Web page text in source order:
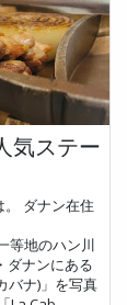
気ステー
ダナン在住
等地のハン川
ダナンにある
バナ)」を写真